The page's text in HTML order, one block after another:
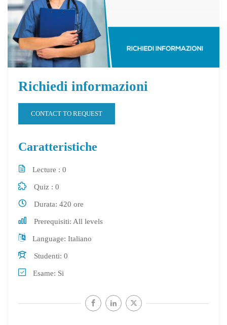
Richiedi informazioni
CONTACT TO REQUEST
Caratteristiche
Lecture 0
Quiz 0
Durata 420 ore
Prerequisiti All levels
Language Italiano
Studenti 0
Esame Si